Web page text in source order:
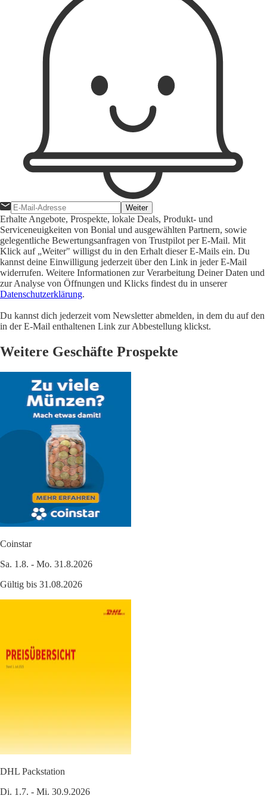
Weiter
Erhalte Angebote, Prospekte, lokale Deals, Produkt- und
Serviceneuigkeiten von Bonial und ausgewählten Partnern, sowie
gelegentliche Bewertungsanfragen von Trustpilot per E-Mail. Mit
Klick auf „Weiter" willigst du in den Erhalt dieser E-Mails ein. Du
kannst deine Einwilligung jederzeit über den Link in jeder E-Mail
widerrufen. Weitere Informationen zur Verarbeitung Deiner Daten und
zur Analyse von Öffnungen und Klicks findest du in unserer
Datenschutzerklärung.
Du kannst dich jederzeit vom Newsletter abmelden, in dem du auf den
in der E-Mail enthaltenen Link zur Abbestellung klickst.
Weitere Geschäfte Prospekte
Coinstar
Sa. 1.8. - Mo. 31.8.2026
Gültig bis 31.08.2026
DHL Packstation
Di. 1.7. - Mi. 30.9.2026